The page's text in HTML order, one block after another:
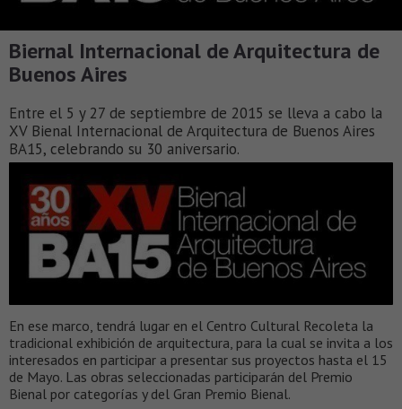
Biernal Internacional de Arquitectura de
Buenos Aires
Entre el 5 y 27 de septiembre de 2015 se lleva a cabo la
XV Bienal Internacional de Arquitectura de Buenos Aires
BA15, celebrando su 30 aniversario.
En ese marco, tendrá lugar en el Centro Cultural Recoleta la
tradicional exhibición de arquitectura, para la cual se invita a los
interesados en participar a presentar sus proyectos hasta el 15
de Mayo. Las obras seleccionadas participarán del Premio
Bienal por categorías y del Gran Premio Bienal.